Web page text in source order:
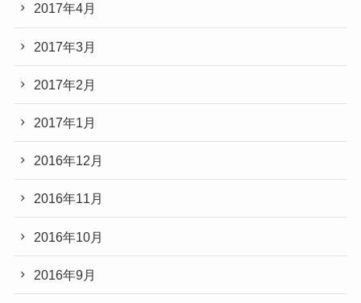
2017年4月
2017年3月
2017年2月
2017年1月
2016年12月
2016年11月
2016年10月
2016年9月